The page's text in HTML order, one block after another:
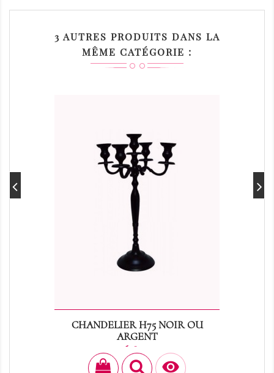
3 AUTRES PRODUITS DANS LA
MÊME CATÉGORIE :
CHANDELIER H75 NOIR OU
ARGENT
Prix
16,80 €
